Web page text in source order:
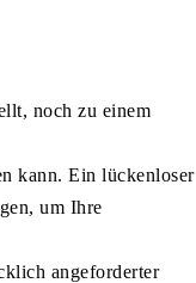
noch zu einem
kann. Ein lückenloser
um Ihre
angeforderter